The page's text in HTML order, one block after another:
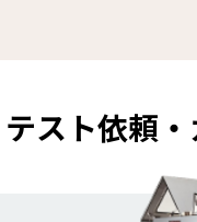
テスト依頼